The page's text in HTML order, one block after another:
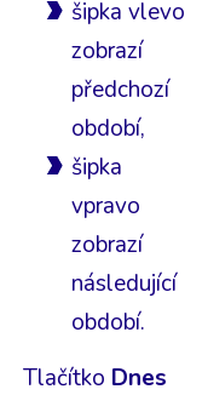
šipka vlevo
zobrazí
předchozí
období,
šipka
vpravo
zobrazí
následující
období.
Tlačítko Dnes